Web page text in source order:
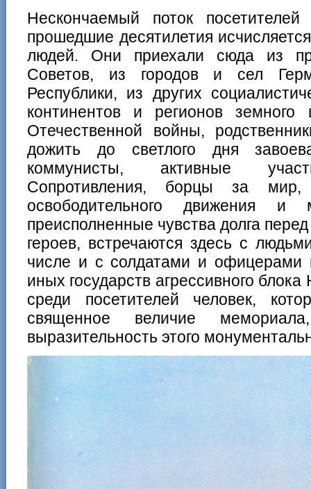
Нескончаемый поток
прошедшие десятилетия
людей. Они приехали сюда из
Советов, из городов и сел
Республики, из других
континентов и регионов
Отечественной войны,
дожить до светлого дня
коммунисты, активные
Сопротивления, борцы за мир,
освободительного движения и
преисполненные чувства долга
героев, встречаются здесь с
числе и с солдатами и
иных государств агрессивного
среди посетителей человек,
священное величие
выразительность этого